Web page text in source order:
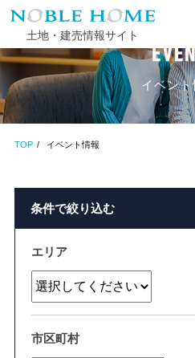
土地・建売情報サイト
イベント
TOP イベント情報
条件で絞り込む
エリア
市区町村